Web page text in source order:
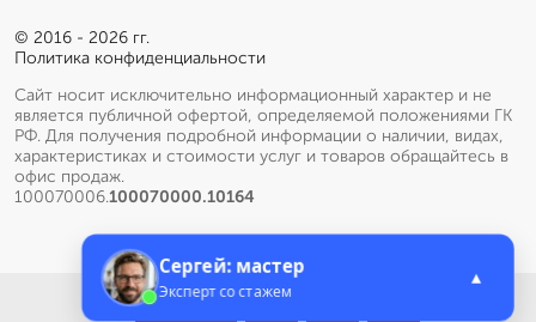
© 2016 - 2026 гг.
Политика конфиденциальности
Сайт носит исключительно информационный характер и не
является публичной офертой, определяемой положениями ГК
РФ. Для получения подробной информации о наличии, видах,
характеристиках и стоимости услуг и товаров обращайтесь в
офис продаж.
100070006.100070000.10164
Меню
Сергей: мастер
Эксперт со стажем
▲